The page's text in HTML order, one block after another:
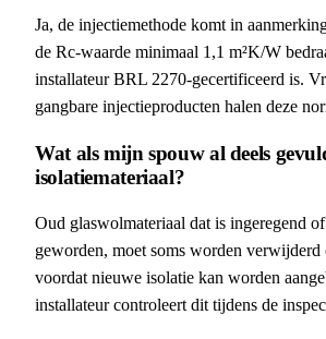
Ja, de injectiemethode komt in
de Rc-waarde minimaal 1,1 m²K/W
installateur BRL 2270-gecertificeerd is.
gangbare injectieproducten halen deze
Wat als mijn spouw al deels
isolatiemateriaal?
Oud glaswolmateriaal dat is ingeregend
geworden, moet soms worden verwijderd
voordat nieuwe isolatie kan worden
installateur controleert dit tijdens de